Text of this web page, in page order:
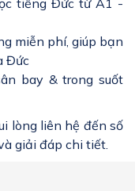
miễn phí, giúp bạn
Đức
bay & trong suốt
lòng liên hệ đến số
giải đáp chi tiết.